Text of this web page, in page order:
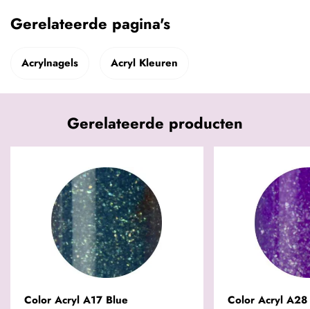
Gerelateerde pagina's
Acrylnagels Acryl Kleuren
Gerelateerde producten
Color Acryl A17 Blue Color Acryl A28